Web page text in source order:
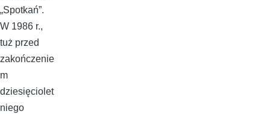
„Spotkań”.
W 1986 r.,
tuż przed
zakończenie
m
dziesięciolet
niego